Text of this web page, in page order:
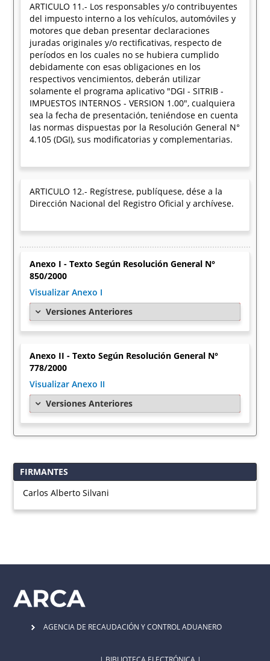
ARTICULO 11.- Los responsables y/o contribuyentes
del impuesto interno a los vehículos, automóviles y
motores que deban presentar declaraciones
juradas originales y/o rectificativas, respecto de
períodos en los cuales no se hubiera cumplido
debidamente con esas obligaciones en los
respectivos vencimientos, deberán utilizar
solamente el programa aplicativo "DGI - SITRIB -
IMPUESTOS INTERNOS - VERSION 1.00", cualquiera
sea la fecha de presentación, teniéndose en cuenta
las normas dispuestas por la Resolución General N°
4.105 (DGI), sus modificatorias y complementarias.
ARTICULO 12.- Regístrese, publíquese, dése a la
Dirección Nacional del Registro Oficial y archívese.
Anexo I - Texto Según Resolución General N°
850/2000
Visualizar Anexo I
Versiones Anteriores
Anexo II - Texto Según Resolución General N°
778/2000
Visualizar Anexo II
Versiones Anteriores
FIRMANTES
Carlos Alberto Silvani
AGENCIA DE RECAUDACIÓN Y CONTROL ADUANERO